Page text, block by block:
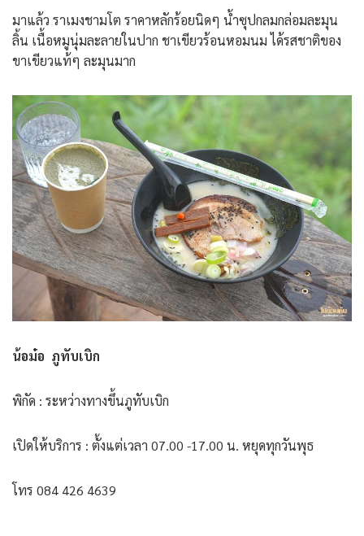
มาแล้ว ราเมงชามโต ราคาหลักร้อยนิดๆ น้ำซุปกลมกล่อมละมุน
ลิ้น เนื้อหมูนุ่มละลายในปาก ชาเขียวร้อนหอมนม ได้รสชาติของ
ขาเขียวแท้ๆ ละมุนมาก
น้อม๋อ ภูทับเบิก
พิกัด : ระหว่างทางขึ้นภูทับเบิก
เปิดให้บริการ : ตั้งแต่เวลา 07.00 -17.00 น. หยุดทุกวันพุธ
โทร 084 426 4639